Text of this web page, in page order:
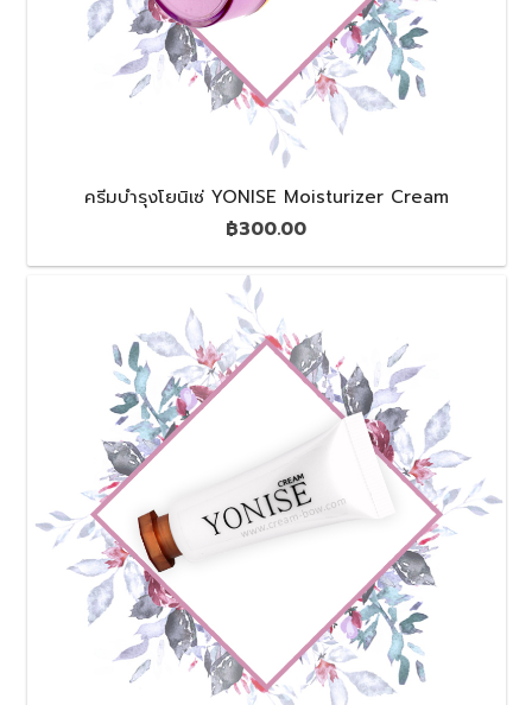
ครีมบำรุงโยนิเซ่ YONISE Moisturizer Cream
฿300.00